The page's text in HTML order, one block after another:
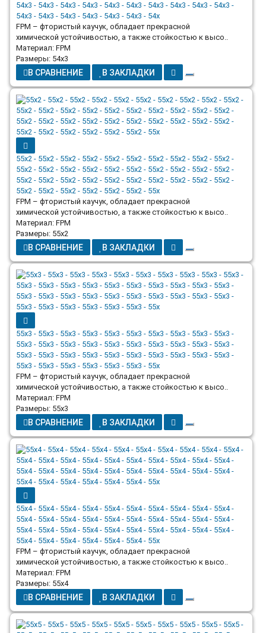
54x3 - 54x3 - 54x3 - 54x3 - 54x3 - 54x3 - 54x3 - 54x3 - 54x3 - 54x3 -
54x3 - 54x3 - 54x3 - 54x3 - 54x3 - 54x3 - 54x
FPM – фтористый каучук, обладает прекрасной
химической устойчивостью, а также стойкостью к высо..
Материал: FPM
Размеры: 54x3
В СРАВНЕНИЕ В ЗАКЛАДКИ
55x2 - 55x2 - 55x2 - 55x2 - 55x2 - 55x2 - 55x2 - 55x2 - 55x2 - 55x2 -
55x2 - 55x2 - 55x2 - 55x2 - 55x2 - 55x2 - 55x2 - 55x2 - 55x2 - 55x2 -
55x2 - 55x2 - 55x2 - 55x2 - 55x2 - 55x2 - 55x2 - 55x2 - 55x2 - 55x2 -
55x2 - 55x2 - 55x2 - 55x2 - 55x2 - 55x2 - 55x
FPM – фтористый каучук, обладает прекрасной
химической устойчивостью, а также стойкостью к высо..
Материал: FPM
Размеры: 55x2
В СРАВНЕНИЕ В ЗАКЛАДКИ
55x3 - 55x3 - 55x3 - 55x3 - 55x3 - 55x3 - 55x3 - 55x3 - 55x3 - 55x3 -
55x3 - 55x3 - 55x3 - 55x3 - 55x3 - 55x3 - 55x3 - 55x3 - 55x3 - 55x3 -
55x3 - 55x3 - 55x3 - 55x3 - 55x3 - 55x3 - 55x3 - 55x3 - 55x3 - 55x3 -
55x3 - 55x3 - 55x3 - 55x3 - 55x3 - 55x3 - 55x
FPM – фтористый каучук, обладает прекрасной
химической устойчивостью, а также стойкостью к высо..
Материал: FPM
Размеры: 55x3
В СРАВНЕНИЕ В ЗАКЛАДКИ
55x4 - 55x4 - 55x4 - 55x4 - 55x4 - 55x4 - 55x4 - 55x4 - 55x4 - 55x4 -
55x4 - 55x4 - 55x4 - 55x4 - 55x4 - 55x4 - 55x4 - 55x4 - 55x4 - 55x4 -
55x4 - 55x4 - 55x4 - 55x4 - 55x4 - 55x4 - 55x4 - 55x4 - 55x4 - 55x4 -
55x4 - 55x4 - 55x4 - 55x4 - 55x4 - 55x4 - 55x
FPM – фтористый каучук, обладает прекрасной
химической устойчивостью, а также стойкостью к высо..
Материал: FPM
Размеры: 55x4
В СРАВНЕНИЕ В ЗАКЛАДКИ